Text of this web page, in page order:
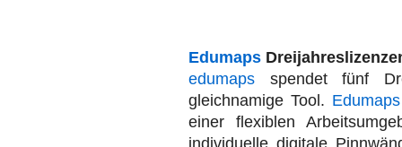
Edumaps
edumaps spendet fünf
gleichnamige Tool. Edumaps
einer flexiblen